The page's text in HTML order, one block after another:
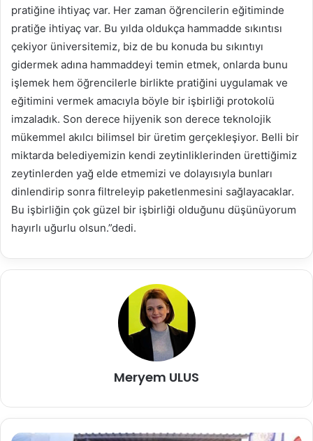
pratiğine ihtiyaç var. Her zaman öğrencilerin eğitiminde
pratiğe ihtiyaç var. Bu yılda oldukça hammadde sıkıntısı
çekiyor üniversitemiz, biz de bu konuda bu sıkıntıyı
gidermek adına hammaddeyi temin etmek, onlarda bunu
işlemek hem öğrencilerle birlikte pratiğini uygulamak ve
eğitimini vermek amacıyla böyle bir işbirliği protokolü
imzaladık. Son derece hijyenik son derece teknolojik
mükemmel akılcı bilimsel bir üretim gerçekleşiyor. Belli bir
miktarda belediyemizin kendi zeytinliklerinden ürettiğimiz
zeytinlerden yağ elde etmemizi ve dolayısıyla bunları
dinlendirip sonra filtreleyip paketlenmesini sağlayacaklar.
Bu işbirliğin çok güzel bir işbirliği olduğunu düşünüyorum
hayırlı uğurlu olsun.”dedi.
Meryem ULUS